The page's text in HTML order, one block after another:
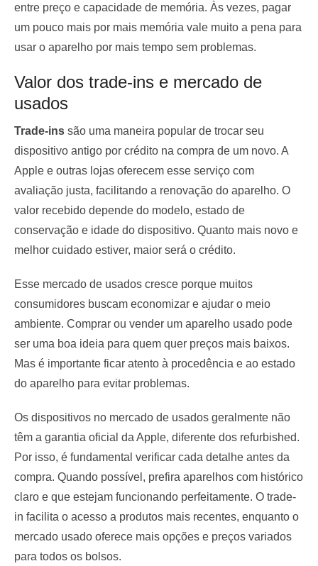
entre preço e capacidade de memória. Às vezes, pagar
um pouco mais por mais memória vale muito a pena para
usar o aparelho por mais tempo sem problemas.
Valor dos trade-ins e mercado de
usados
Trade-ins são uma maneira popular de trocar seu
dispositivo antigo por crédito na compra de um novo. A
Apple e outras lojas oferecem esse serviço com
avaliação justa, facilitando a renovação do aparelho. O
valor recebido depende do modelo, estado de
conservação e idade do dispositivo. Quanto mais novo e
melhor cuidado estiver, maior será o crédito.
Esse mercado de usados cresce porque muitos
consumidores buscam economizar e ajudar o meio
ambiente. Comprar ou vender um aparelho usado pode
ser uma boa ideia para quem quer preços mais baixos.
Mas é importante ficar atento à procedência e ao estado
do aparelho para evitar problemas.
Os dispositivos no mercado de usados geralmente não
têm a garantia oficial da Apple, diferente dos refurbished.
Por isso, é fundamental verificar cada detalhe antes da
compra. Quando possível, prefira aparelhos com histórico
claro e que estejam funcionando perfeitamente. O trade-
in facilita o acesso a produtos mais recentes, enquanto o
mercado usado oferece mais opções e preços variados
para todos os bolsos.